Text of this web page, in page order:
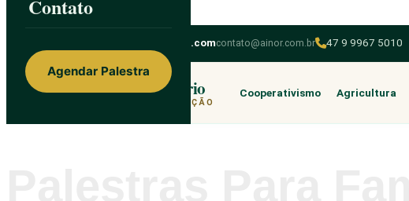
Skip to content
ainorfloterio@gmail.comcontato@ainor.com.br 47 9 9967 5010
Ainor Lotério
MENTE & CORAÇÃO
Cooperativismo Agricultura
Contato
Agendar Palestra